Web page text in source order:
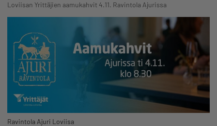
Loviisan Yrittäjien aamukahvit 4.11. Ravintola Ajurissa
Ravintola Ajuri Loviisa